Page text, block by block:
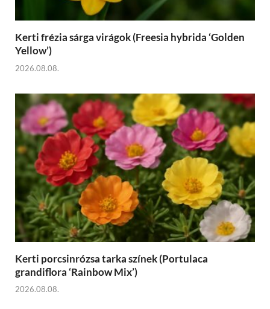
Kerti frézia sárga virágok (Freesia hybrida ‘Golden
Yellow’)
2026.08.08.
Kerti porcsinrózsa tarka színek (Portulaca
grandiflora ‘Rainbow Mix’)
2026.08.08.